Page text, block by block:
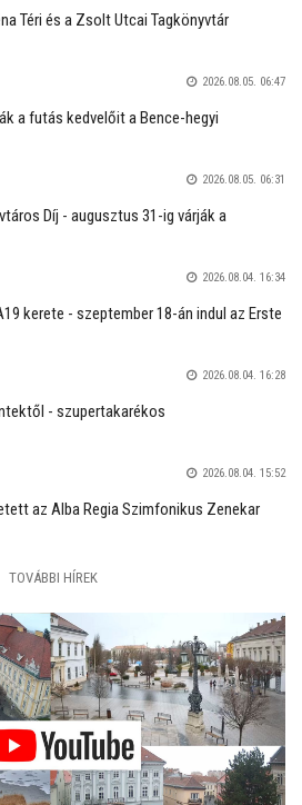
Téri és a Zsolt Utcai Tagkönyvtár
2026.08.05. 06:47
a futás kedvelőit a Bence-hegyi
2026.08.05. 06:31
Díj - augusztus 31-ig várják a
2026.08.04. 16:34
kerete - szeptember 18-án indul az Erste
2026.08.04. 16:28
- szupertakarékos
2026.08.04. 15:52
az Alba Regia Szimfonikus Zenekar
TOVÁBBI HÍREK